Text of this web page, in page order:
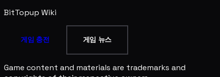
BitTopup Wiki
게임 충전 게임 뉴스
Game content and materials are trademarks and